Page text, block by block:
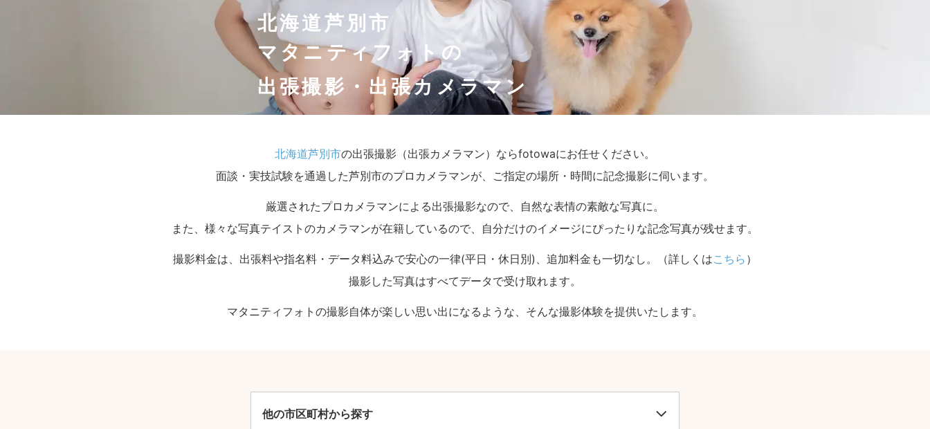
北海道芦別市
マタニティフォトの
出張撮影・出張カメラマン
北海道芦別市の出張撮影（出張カメラマン）ならfotowaにお任せください。
面談・実技試験を通過した芦別市のプロカメラマンが、ご指定の場所・時間に記念撮影に伺います。
厳選されたプロカメラマンによる出張撮影なので、自然な表情の素敵な写真に。
また、様々な写真テイストのカメラマンが在籍しているので、自分だけのイメージにぴったりな記念写真が残せます。
撮影料金は、出張料や指名料・データ料込みで安心の一律(平日・休日別)、追加料金も一切なし。（詳しくはこちら ）
撮影した写真はすべてデータで受け取れます。
マタニティフォトの撮影自体が楽しい思い出になるような、そんな撮影体験を提供いたします。
他の市区町村から探す